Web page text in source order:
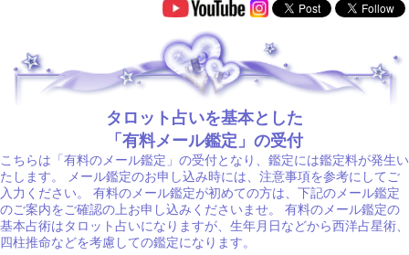
.
タロット占いを基本とした
「有料メール鑑定」の受付
こちらは「有料のメール鑑定」の受付となり、鑑定には鑑定料が発生い
たします。 メール鑑定のお申し込み時には、注意事項を参考にしてご
入力ください。 有料のメール鑑定が初めての方は、下記のメール鑑定
のご案内をご確認の上お申し込みくださいませ。 有料のメール鑑定の
基本占術はタロット占いになりますが、生年月日などから西洋占星術、
四柱推命などを考慮しての鑑定になります。